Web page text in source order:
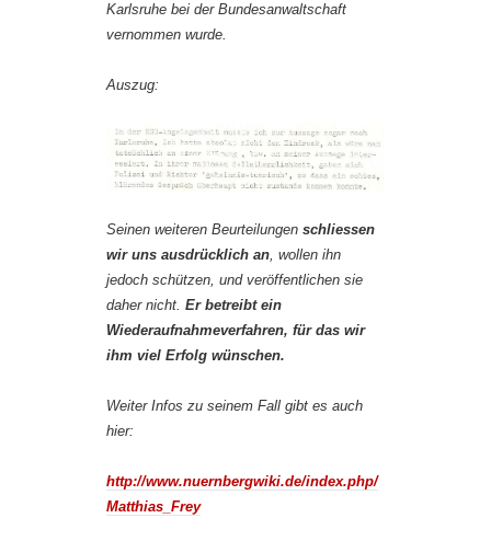
Karlsruhe bei der Bundesanwaltschaft
vernommen wurde.
Auszug:
Seinen weiteren Beurteilungen schliessen
wir uns ausdrücklich an , wollen ihn
jedoch schützen, und veröffentlichen sie
daher nicht. Er betreibt ein
Wiederaufnahmeverfahren, für das wir
ihm viel Erfolg wünschen.
Weiter Infos zu seinem Fall gibt es auch
hier:
http://www.nuernbergwiki.de/index.php/
Matthias_Frey